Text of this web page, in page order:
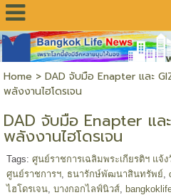
Home > DAD จับมือ Enapter และ
พลังงานไฮโดรเจน
DAD จับมือ Enapter แล
พลังงานไฮโดรเจน
Tags: ศูนย์ราชการเฉลิมพระเกียรติฯ แจ้
ศูนย์ราชการฯ, ธนารักษ์พัฒนาสินทรัพย์
ไฮโดรเจน, บางกอกไลฟ์นิวส์,